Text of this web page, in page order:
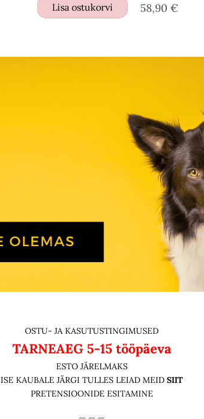
Lisa ostukorvi 58,90 €
OSTU- JA KASUTUSTINGIMUSED
TARNEAEG 5-15 tööpäeva
ESTO JÄRELMAKS
ISE KAUBALE JÄRGI TULLES LEIAD MEID SIIT
PRETENSIOONIDE ESITAMINE